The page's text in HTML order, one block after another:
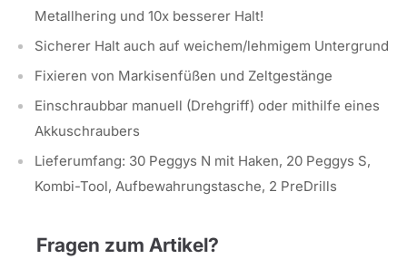
Metallhering und 10x besserer Halt!
Sicherer Halt auch auf weichem/lehmigem Untergrund
Fixieren von Markisenfüßen und Zeltgestänge
Einschraubbar manuell (Drehgriff) oder mithilfe eines
Akkuschraubers
Lieferumfang: 30 Peggys N mit Haken, 20 Peggys S,
Kombi-Tool, Aufbewahrungstasche, 2 PreDrills
Fragen zum Artikel?